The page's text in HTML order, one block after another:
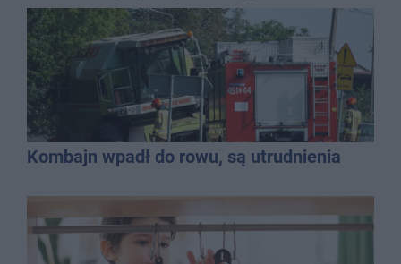
Kombajn wpadł do rowu, są utrudnienia